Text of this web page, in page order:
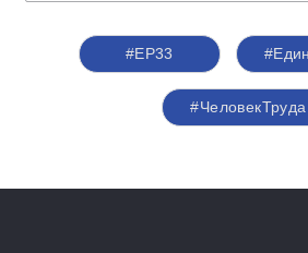
#ЕР33
#ЧеловекТруда